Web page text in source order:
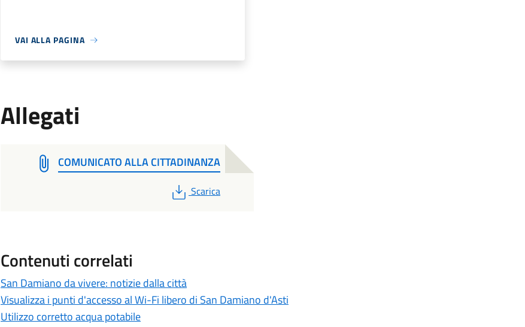
VAI ALLA PAGINA
Allegati
COMUNICATO ALLA CITTADINANZA
PDF
Scarica
Contenuti correlati
San Damiano da vivere: notizie dalla città
Visualizza i punti d'accesso al Wi-Fi libero di San Damiano d'Asti
Utilizzo corretto acqua potabile